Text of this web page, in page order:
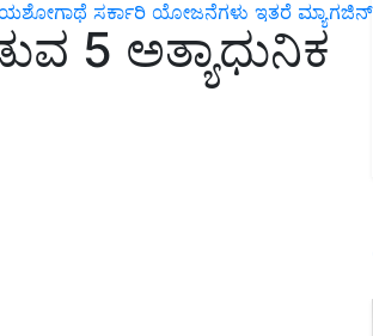
ಸರ್ಕಾರಿ ಯೋಜನೆಗಳು ಇತರೆ ಮ್ಯಾಗಜಿನ್‌
5 ಅತ್ಯಾಧುನಿಕ